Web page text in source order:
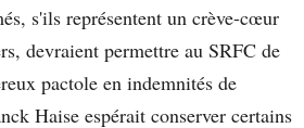
s'ils représentent un crève-cœur
devraient permettre au SRFC de
pactole en indemnités de
Haise espérait conserver certains